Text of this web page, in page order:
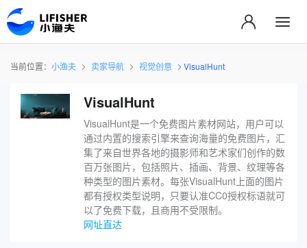
当前位置： 小渔夫 卖家导航 视觉创意 VisualHunt
VisualHunt
VisualHunt是一个免费图片素材网站，用户可以
通过内置的搜索引擎来查询海量的免费图片，汇
集了来自世界各地的摄影师和艺术家们创作的数
百万张图片，包括照片、插画、背景、纹理等各
种类型的图片素材。每张VisualHunt上面的图片
都有授权类型说明，只要认准CC0授权标语就可
以了免费下载，且商用不受限制。
网址直达